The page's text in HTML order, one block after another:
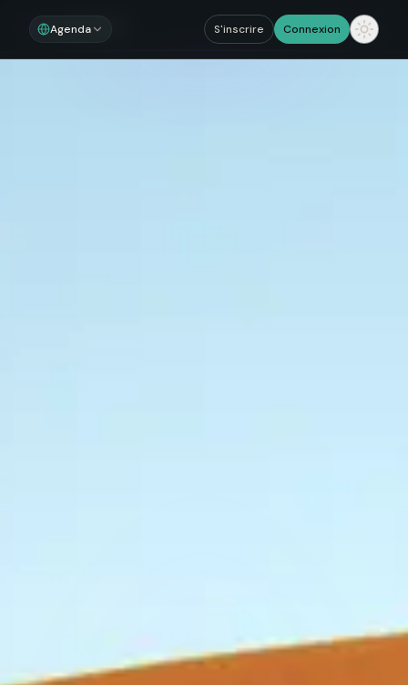
Agenda S'inscrire Connexion
Noosom Sections